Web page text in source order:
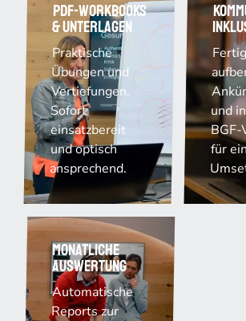
PDF-Workbooks
& Unterlagen
Praktische
Übungen und
Vertiefungen.
Sofort
einsatzbereit
und optisch
ansprechend.
und
BGF-
für
Monatliche
Auswertung
Automatische
Reports zur